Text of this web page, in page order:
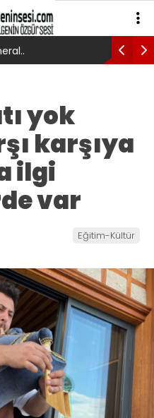
Yeni
yok
karşıya
ilgi
var
Eğitim-Kültür